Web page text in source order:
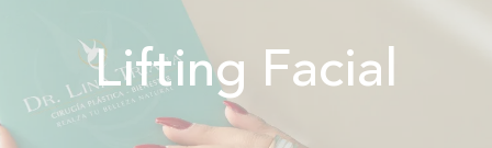
Lifting Facial